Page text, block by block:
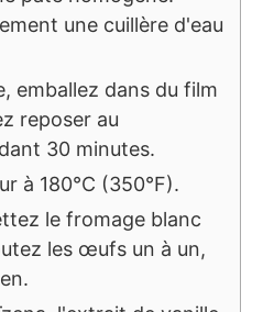
une cuillère d'eau
emballez dans du film
reposer au
30 minutes.
à 180°C (350°F).
le fromage blanc
les œufs un à un,